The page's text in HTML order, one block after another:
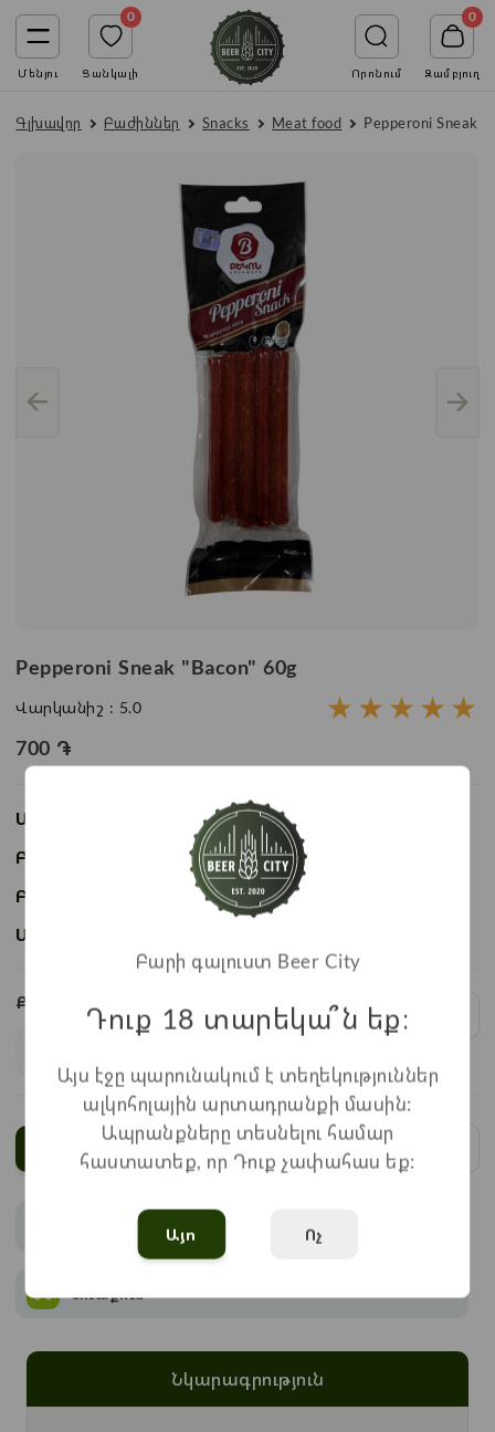
Մենյու
0
Ցանկալի Որոնում
0
Զամբյուղ
Գլխավոր Բաժիններ Snacks Meat food Pepperoni Sneak
Pepperoni Sneak "Bacon" 60g
Վարկանիշ : 5.0 ★
★
★
★
★
700 ֏
Առկայություն:
Առկա է
Բաժնի անվանում: Meat food
Բրենդ:
Ապրանքի ID:
Քանակ:
1 x700=
Ավելացնել
Վճարում
Առաքում
Նկարագրություն
Բարի գալուստ Beer City
Դուք 18 տարեկա՞ն եք։
Այս էջը պարունակում է տեղեկություններ
ալկոհոլային արտադրանքի մասին:
Ապրանքները տեսնելու համար
հաստատեք, որ Դուք չափահաս եք:
Այո Ոչ